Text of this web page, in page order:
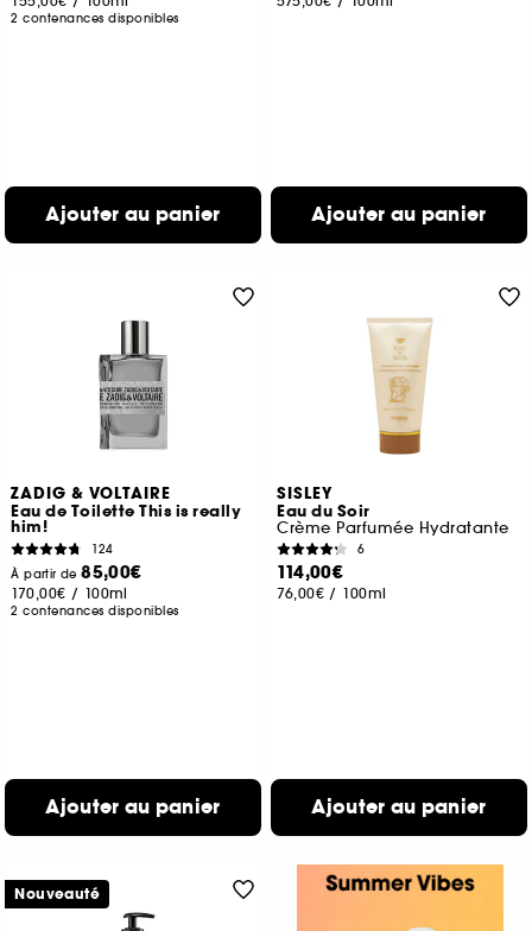
2 contenances disponibles
Ajouter au panier Ajouter au panier
ZADIG & VOLTAIRE
Eau de Toilette This is really
him!
124
À partir de85,00€
170,00€ / 100ml
2 contenances disponibles
Ajouter au panier
SISLEY
Eau du Soir
Crème Parfumée Hydratante
6
114,00€
76,00€ / 100ml
Ajouter au panier
Nouveauté